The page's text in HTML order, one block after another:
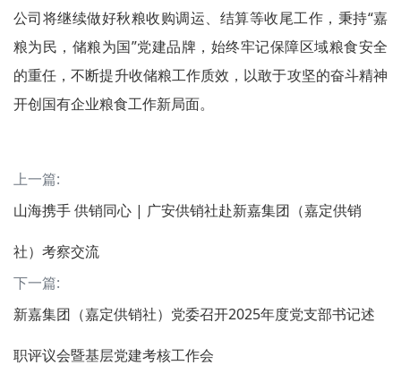
公司将继续做好秋粮收购调运、结算等收尾工作，秉持“嘉
粮为民，储粮为国”党建品牌，始终牢记保障区域粮食安全
的重任，不断提升收储粮工作质效，以敢于攻坚的奋斗精神
开创国有企业粮食工作新局面。
上一篇:
山海携手 供销同心 | 广安供销社赴新嘉集团（嘉定供销
社）考察交流
下一篇:
新嘉集团（嘉定供销社）党委召开2025年度党支部书记述
职评议会暨基层党建考核工作会